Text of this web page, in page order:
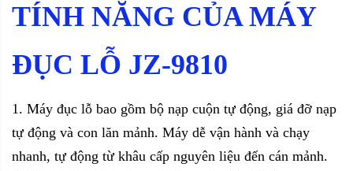
TÍNH NĂNG CỦA MÁY
ĐỤC LỖ JZ-9810
1. Máy đục lỗ bao gồm bộ nạp cuộn tự động, giá đỡ nạp
tự động và con lăn mảnh. Máy dễ vận hành và chạy
nhanh, tự động từ khâu cấp nguyên liệu đến cán mảnh.